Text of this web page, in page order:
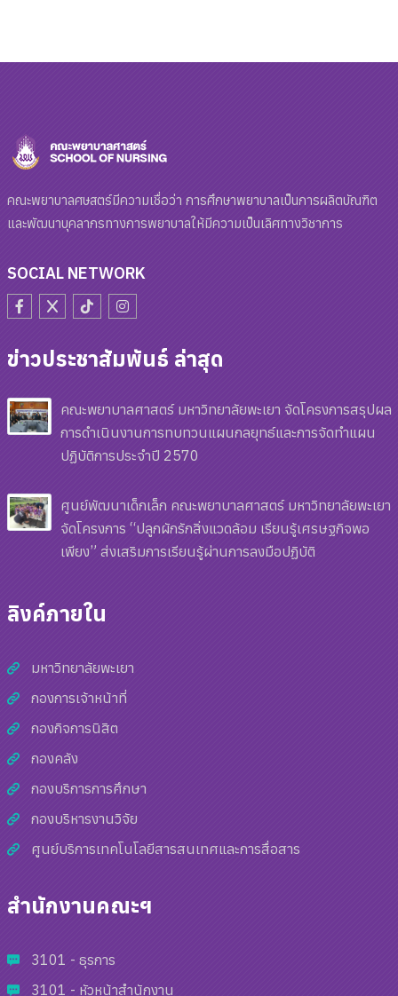
คณะพยาบาลศษสตร์มีความเชื่อว่า การศึกษาพยาบาลเป็นการผลิตบัณฑิต
และพัฒนาบุคลากรทางการพยาบาลให้มีความเป็นเลิศทางวิชาการ
SOCIAL NETWORK
ข่าวประชาสัมพันธ์ ล่าสุด
คณะพยาบาลศาสตร์ มหาวิทยาลัยพะเยา จัดโครงการสรุปผล
การดำเนินงานการทบทวนแผนกลยุทธ์และการจัดทำแผน
ปฏิบัติการประจำปี 2570
ศูนย์พัฒนาเด็กเล็ก คณะพยาบาลศาสตร์ มหาวิทยาลัยพะเยา
จัดโครงการ “ปลูกผักรักสิ่งแวดล้อม เรียนรู้เศรษฐกิจพอ
เพียง” ส่งเสริมการเรียนรู้ผ่านการลงมือปฏิบัติ
ลิงค์ภายใน
มหาวิทยาลัยพะเยา
กองการเจ้าหน้าที่
กองกิจการนิสิต
กองคลัง
กองบริการการศึกษา
กองบริหารงานวิจัย
ศูนย์บริการเทคโนโลยีสารสนเทศและการสื่อสาร
สำนักงานคณะฯ
3101 - ธุรการ
3101 - หัวหน้าสำนักงาน